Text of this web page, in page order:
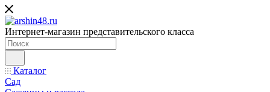
Интернет-магазин представительского класса
Каталог
Сад